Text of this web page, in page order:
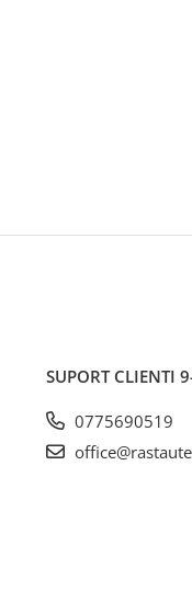
SUPORT CLIENTI
0775690519